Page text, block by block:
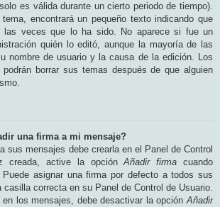
es válida durante un cierto periodo de tiempo).
encontrará un pequeño texto indicando que
las veces que lo ha sido. No aparece si fue un
quién lo editó, aunque la mayoría de las
nombre de usuario y la causa de la edición. Los
borrar sus temas después de que alguien
una firma a mi mensaje?
sus mensajes debe crearla en el Panel de Control
creada, active la opciónAñadir firma cuando
asignar una firma por defecto a todos sus
casilla correcta en su Panel de Control de Usuario.
en los mensajes, debe desactivar la opciónAñadir